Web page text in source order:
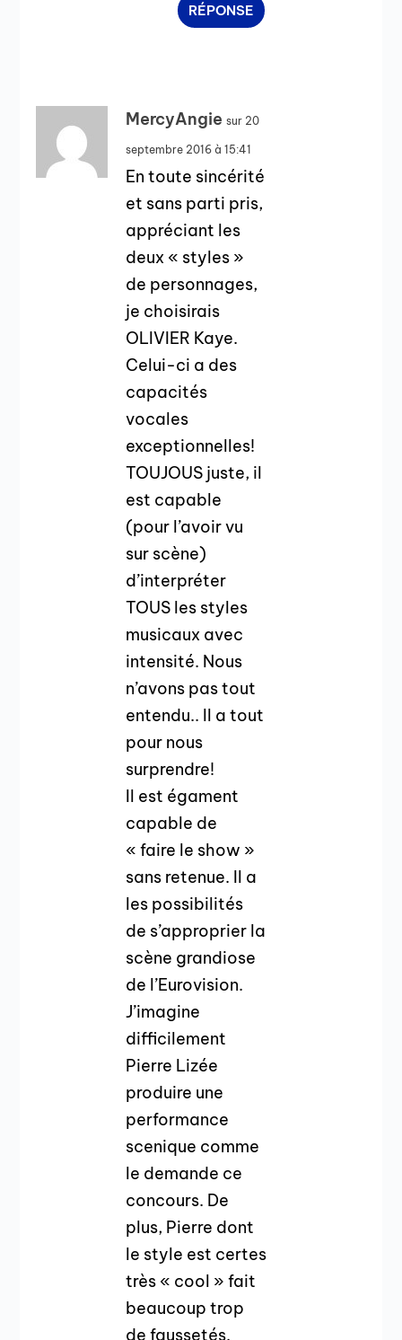
RÉPONSE
MercyAngie sur 20
septembre 2016 à 15:41
En toute sincérité
et sans parti pris,
appréciant les
deux « styles »
de personnages,
je choisirais
OLIVIER Kaye.
Celui-ci a des
capacités
vocales
exceptionnelles!
TOUJOUS juste, il
est capable
(pour l’avoir vu
sur scène)
d’interpréter
TOUS les styles
musicaux avec
intensité. Nous
n’avons pas tout
entendu.. Il a tout
pour nous
surprendre!
Il est égament
capable de
« faire le show »
sans retenue. Il a
les possibilités
de s’approprier la
scène grandiose
de l’Eurovision.
J’imagine
difficilement
Pierre Lizée
produire une
performance
scenique comme
le demande ce
concours. De
plus, Pierre dont
le style est certes
très « cool » fait
beaucoup trop
de faussetés.